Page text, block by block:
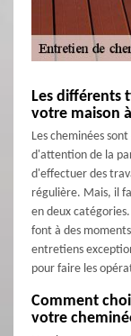
Les différents
votre maison
Les cheminées
d'attention de la
d'effectuer des
régulière. Mais, il
en deux
font à des
entretiens
pour faire les
Comment
votre